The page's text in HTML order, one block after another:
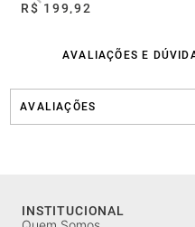
R$ 199,92
AVALIAÇÕES E
AVALIAÇÕES
INSTITUCIONAL